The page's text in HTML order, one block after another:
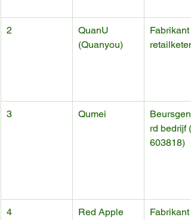
2
QuanU
(Quanyou)
Fabrikant
retailketen
3 Qumei
rd bedrijf
603818)
4 Red Apple
Fabrikant